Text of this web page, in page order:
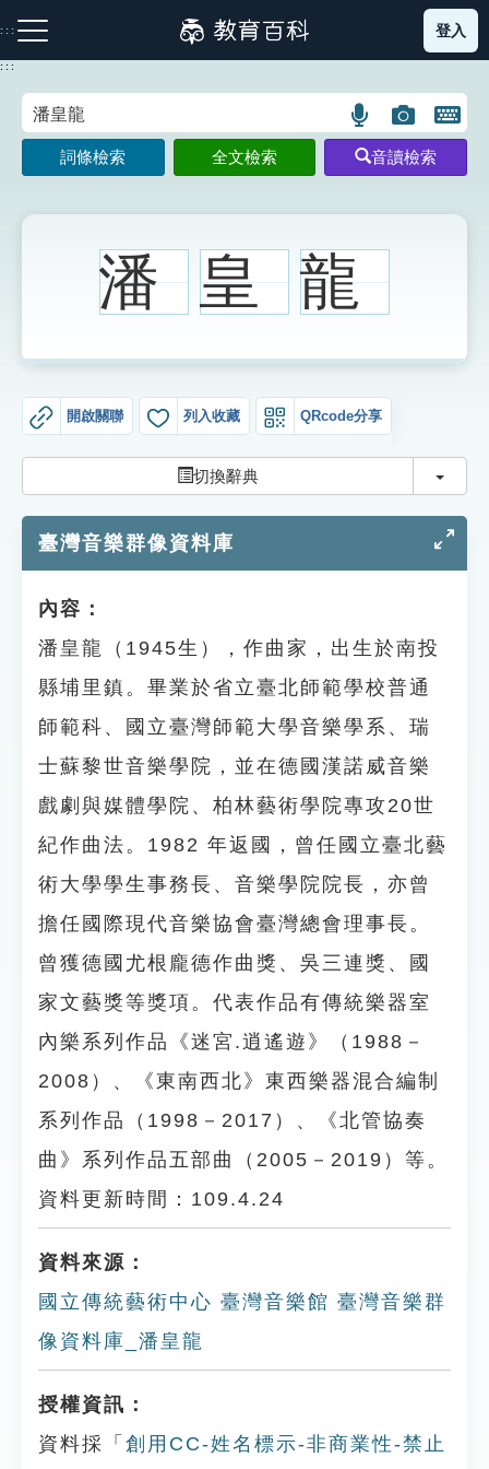
到
主
:::
注音索引圖示 筆畫索引圖示 部首索引表圖示
生字詞彙表
知識索引
遊戲專區
教學應用
貓頭鷹博士
登入
:::
語
言
搜
示
圖
片
搜
開
鍵
圖
詞條檢索 全文檢索 音讀檢索
潘 皇 龍
開啟關聯 列入收藏 QRcode分享
切換辭典 切換
臺灣音樂群像資料庫
內容：
潘皇龍（1945生），作曲家，出生於南投
縣埔里鎮。畢業於省立臺北師範學校普通
師範科、國立臺灣師範大學音樂學系、瑞
士蘇黎世音樂學院，並在德國漢諾威音樂
戲劇與媒體學院、柏林藝術學院專攻20世
紀作曲法。1982 年返國，曾任國立臺北藝
術大學學生事務長、音樂學院院長，亦曾
擔任國際現代音樂協會臺灣總會理事長。
曾獲德國尤根龐德作曲獎、吳三連獎、國
家文藝獎等獎項。代表作品有傳統樂器室
內樂系列作品《迷宮.逍遙遊》（1988－
2008）、《東南西北》東西樂器混合編制
系列作品（1998－2017）、《北管協奏
曲》系列作品五部曲（2005－2019）等。
資料更新時間：109.4.24
資料來源：
國立傳統藝術中心 臺灣音樂館 臺灣音樂群
像資料庫_潘皇龍
授權資訊：
資料採「 創用CC-姓名標示-非商業性-禁止